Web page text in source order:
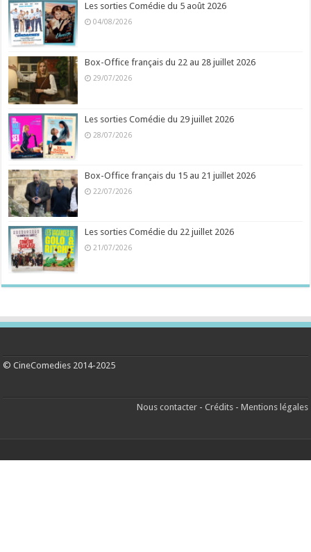
Les sorties Comédie du 5 août 2026
04/08/2026
Box-Office français du 22 au 28 juillet 2026
29/07/2026
Les sorties Comédie du 29 juillet 2026
28/07/2026
Box-Office français du 15 au 21 juillet 2026
22/07/2026
Les sorties Comédie du 22 juillet 2026
21/07/2026
© CineComedies 2014-2025
Nous contacter- Crédits- Mentions légales